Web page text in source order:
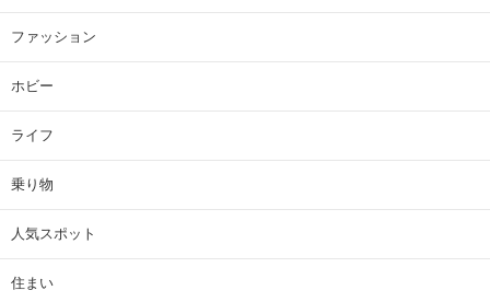
ファッション
ホビー
ライフ
乗り物
人気スポット
住まい